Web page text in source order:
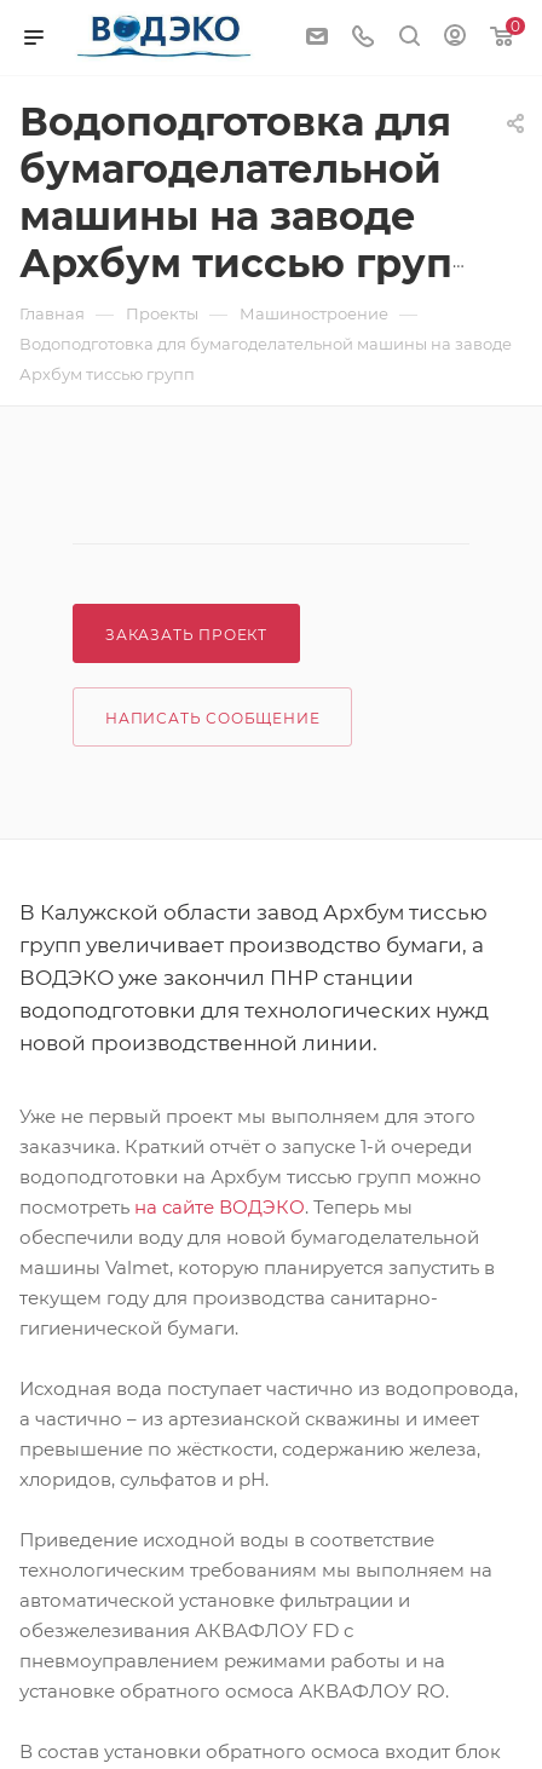
0
Водоподготовка для
бумагоделательной
машины на заводе
Архбум тиссью групп
Главная — Проекты — Машиностроение —
Водоподготовка для бумагоделательной машины на заводе
Архбум тиссью групп
ЗАКАЗАТЬ ПРОЕКТ
НАПИСАТЬ СООБЩЕНИЕ
В Калужской области завод Архбум тиссью
групп увеличивает производство бумаги, а
ВОДЭКО уже закончил ПНР станции
водоподготовки для технологических нужд
новой производственной линии.
Уже не первый проект мы выполняем для этого
заказчика. Краткий отчёт о запуске 1-й очереди
водоподготовки на Архбум тиссью групп можно
посмотреть на сайте ВОДЭКО. Теперь мы
обеспечили воду для новой бумагоделательной
машины Valmet, которую планируется запустить в
текущем году для производства санитарно-
гигиенической бумаги.
Исходная вода поступает частично из водопровода,
а частично – из артезианской скважины и имеет
превышение по жёсткости, содержанию железа,
хлоридов, сульфатов и рН.
Приведение исходной воды в соответствие
технологическим требованиям мы выполняем на
автоматической установке фильтрации и
обезжелезивания АКВАФЛОУ FD с
пневмоуправлением режимами работы и на
установке обратного осмоса АКВАФЛОУ RO.
В состав установки обратного осмоса входит блок